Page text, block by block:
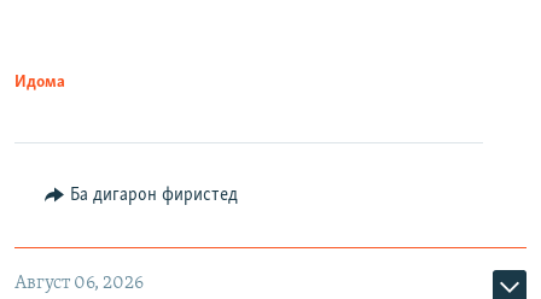
Идома
Ба дигарон фиристед
Август 06, 2026